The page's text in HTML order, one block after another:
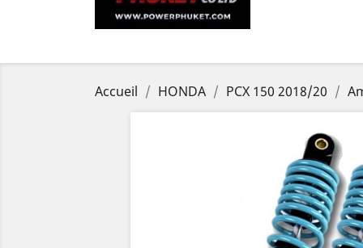
Accueil HONDA PCX 150 2018/20